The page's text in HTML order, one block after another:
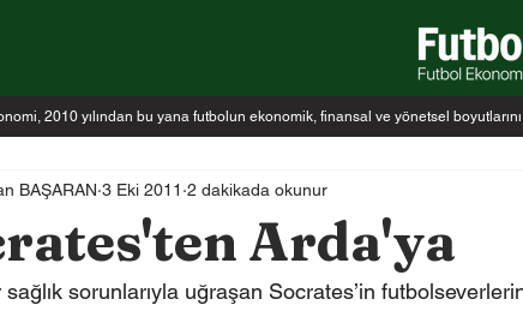
2010 yılından bu yana futbolun ekonomik, finansal ve yönetsel
Arda'ya
BAŞARAN 3 Eki 2011 2 dakikada okunur
sorunlarıyla uğraşan Socrates’in